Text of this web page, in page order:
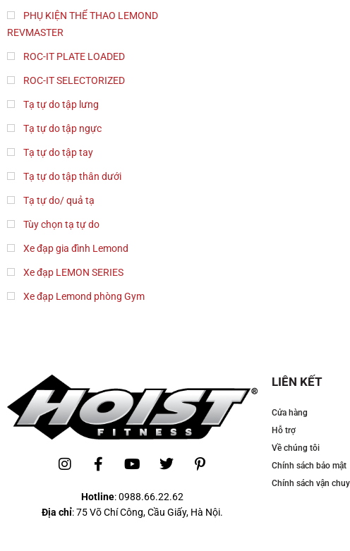
PHỤ KIỆN THỂ THAO LEMOND
REVMASTER
ROC-IT PLATE LOADED
ROC-IT SELECTORIZED
Tạ tự do tập lưng
Tạ tự do tập ngực
Tạ tự do tập tay
Tạ tự do tập thân dưới
Tạ tự do/ quả tạ
Tùy chọn tạ tự do
Xe đạp gia đình Lemond
Xe đạp LEMON SERIES
Xe đạp Lemond phòng Gym
Hotline:0988.66.22.62
Địa chỉ: 75 Võ Chí Công, Cầu Giấy, Hà Nội.
LIÊN KẾT
Cửa hàng
Hỗ trợ
Về chúng tôi
Chính sách bảo mật
Chính sách vận